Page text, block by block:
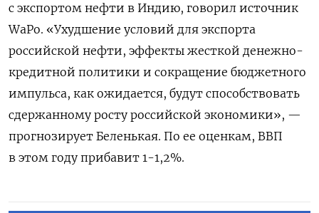
с экспортом нефти в Индию, говорил источник
WaPo. «Ухудшение условий для экспорта
российской нефти, эффекты жесткой денежно-
кредитной политики и сокращение бюджетного
импульса, как ожидается, будут способствовать
сдержанному росту российской экономики», —
прогнозирует Беленькая. По ее оценкам, ВВП
в этом году прибавит 1-1,2%.